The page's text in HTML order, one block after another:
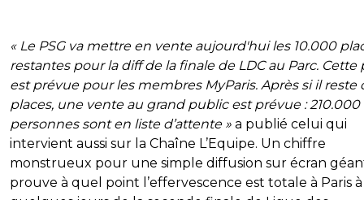
« Le PSG va mettre en vente aujourd'hui les 10.000
restantes pour la diff de la finale de LDC au Parc. Cette
est prévue pour les membres MyParis. Après si il reste
places, une vente au grand public est prévue : 210.000
personnes sont en liste d’attente » a publié celui qui
intervient aussi sur la Chaîne L’Equipe. Un chiffre
monstrueux pour une simple diffusion sur écran
prouve à quel point l’effervescence est totale à Paris à